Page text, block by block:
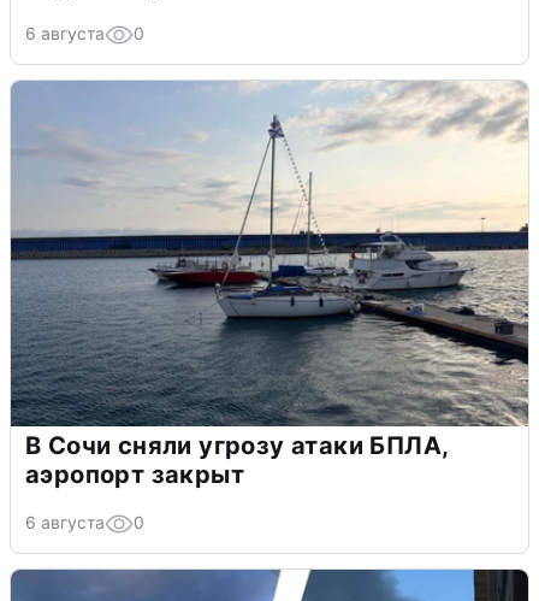
6 августа 0
В Сочи сняли угрозу атаки БПЛА,
аэропорт закрыт
6 августа 0